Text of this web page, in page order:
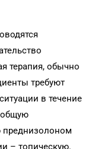
терапия, обычно
требуют
в течение
общую
преднизолоном
– топическую.